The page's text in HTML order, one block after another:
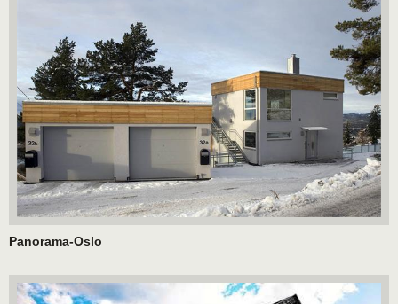
Panorama-Oslo